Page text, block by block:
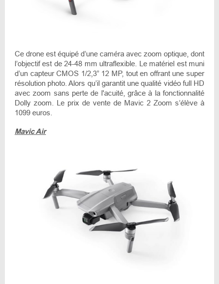
Ce drone est équipé d’une caméra avec zoom optique, dont
l’objectif est de 24-48 mm ultraflexible. Le matériel est muni
d’un capteur CMOS 1/2,3” 12 MP, tout en offrant une super
résolution photo. Alors qu’il garantit une qualité vidéo full HD
avec zoom sans perte de l'acuité, grâce à la fonctionnalité
Dolly zoom. Le prix de vente de Mavic 2 Zoom s’élève à
1099 euros.
Mavic Air